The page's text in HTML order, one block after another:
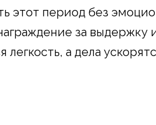
этот период без
за выдержку
а дела